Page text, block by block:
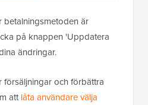
betalningsmetoden är
på knappen 'Uppdatera
ändringar.
försäljningar och förbättra
attlåta användare välja